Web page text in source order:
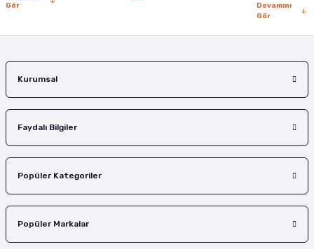
Gör
Devamını
Gör
Kurumsal
Faydalı Bilgiler
Popüler Kategoriler
Popüler Markalar